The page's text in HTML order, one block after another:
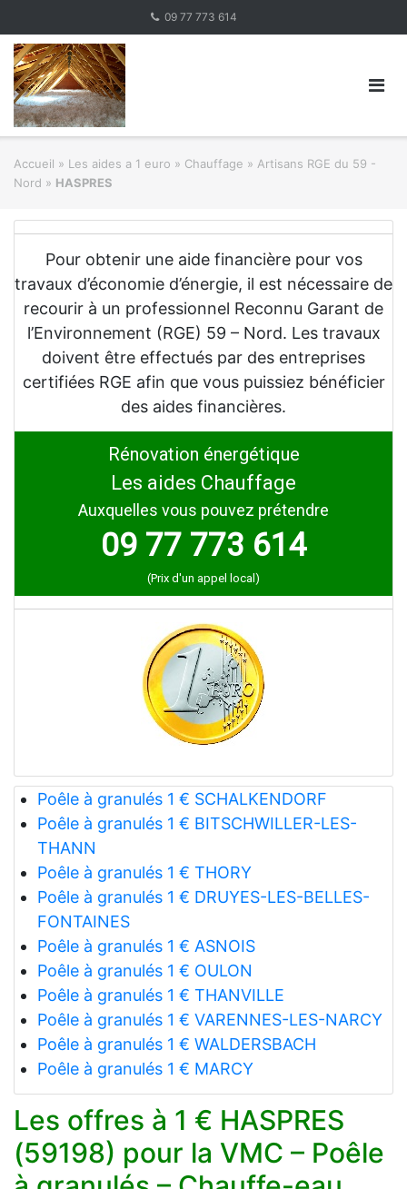
content
09 77 773 614
Accueil » Les aides a 1 euro » Chauffage » Artisans RGE du 59 -
Nord » HASPRES
Pour obtenir une aide financière pour vos
travaux d’économie d’énergie, il est nécessaire de
recourir à un professionnel Reconnu Garant de
l’Environnement (RGE) 59 – Nord. Les travaux
doivent être effectués par des entreprises
certifiées RGE afin que vous puissiez bénéficier
des aides financières.
Rénovation énergétique
Les aides Chauffage
Auxquelles vous pouvez prétendre
09 77 773 614
(Prix d'un appel local)
Poêle à granulés 1 € SCHALKENDORF
Poêle à granulés 1 € BITSCHWILLER-LES-
THANN
Poêle à granulés 1 € THORY
Poêle à granulés 1 € DRUYES-LES-BELLES-
FONTAINES
Poêle à granulés 1 € ASNOIS
Poêle à granulés 1 € OULON
Poêle à granulés 1 € THANVILLE
Poêle à granulés 1 € VARENNES-LES-NARCY
Poêle à granulés 1 € WALDERSBACH
Poêle à granulés 1 € MARCY
Les offres à 1 € HASPRES
(59198) pour la VMC – Poêle